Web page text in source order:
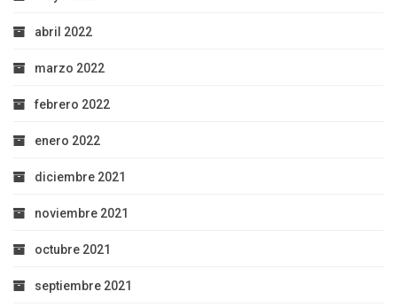
abril 2022
marzo 2022
febrero 2022
enero 2022
diciembre 2021
noviembre 2021
octubre 2021
septiembre 2021